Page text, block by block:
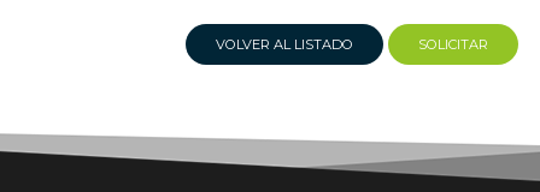
VOLVER AL LISTADO SOLICITAR